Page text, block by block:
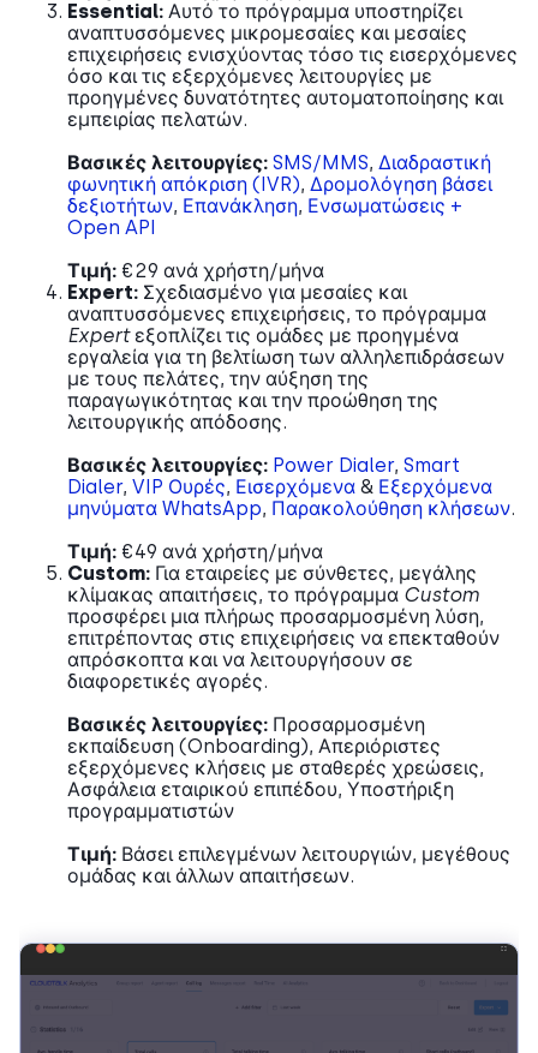
Essential: Αυτό το πρόγραμμα υποστηρίζει
αναπτυσσόμενες μικρομεσαίες και μεσαίες
επιχειρήσεις ενισχύοντας τόσο τις εισερχόμενες
όσο και τις εξερχόμενες λειτουργίες με
προηγμένες δυνατότητες αυτοματοποίησης και
εμπειρίας πελατών.
Βασικές λειτουργίες: SMS/MMS, Διαδραστική
φωνητική απόκριση (IVR), Δρομολόγηση βάσει
δεξιοτήτων, Επανάκληση, Ενσωματώσεις +
Open API
Τιμή: €29 ανά χρήστη/μήνα
Expert: Σχεδιασμένο για μεσαίες και
αναπτυσσόμενες επιχειρήσεις, το πρόγραμμα
Expertεξοπλίζει τις ομάδες με προηγμένα
εργαλεία για τη βελτίωση των αλληλεπιδράσεων
με τους πελάτες, την αύξηση της
παραγωγικότητας και την προώθηση της
λειτουργικής απόδοσης.
Βασικές λειτουργίες: Power Dialer, Smart
Dialer, VIP Ουρές, Εισερχόμενα & Εξερχόμενα
μηνύματα WhatsApp, Παρακολούθηση κλήσεων.
Τιμή: €49 ανά χρήστη/μήνα
Custom: Για εταιρείες με σύνθετες, μεγάλης
κλίμακας απαιτήσεις, το πρόγραμμα Custom
προσφέρει μια πλήρως προσαρμοσμένη λύση,
επιτρέποντας στις επιχειρήσεις να επεκταθούν
απρόσκοπτα και να λειτουργήσουν σε
διαφορετικές αγορές.
Βασικές λειτουργίες: Προσαρμοσμένη
εκπαίδευση (Onboarding), Απεριόριστες
εξερχόμενες κλήσεις με σταθερές χρεώσεις,
Ασφάλεια εταιρικού επιπέδου, Υποστήριξη
προγραμματιστών
Τιμή: Βάσει επιλεγμένων λειτουργιών, μεγέθους
ομάδας και άλλων απαιτήσεων.